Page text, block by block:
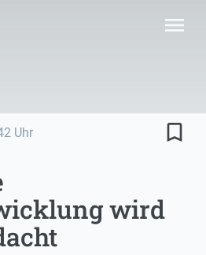
menu
Uhr bookmark_border
wird